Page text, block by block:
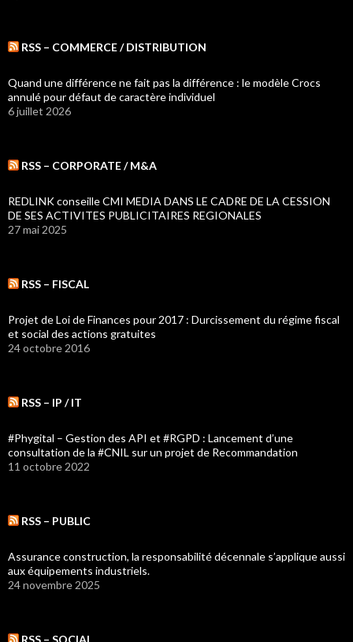
RSS – COMMERCE / DISTRIBUTION
Quand une différence ne fait pas la différence : le modèle Crocs
annulé pour défaut de caractère individuel
6 juillet 2026
RSS – CORPORATE / M&A
REDLINK conseille CMI MEDIA DANS LE CADRE DE LA CESSION
DE SES ACTIVITES PUBLICITAIRES REGIONALES
27 mai 2025
RSS – FISCAL
Projet de Loi de Finances pour 2017 : Durcissement du régime fiscal
et social des actions gratuites
24 octobre 2016
RSS – IP / IT
#Phygital – Gestion des API et #RGPD : Lancement d’une
consultation de la #CNIL sur un projet de Recommandation
11 octobre 2022
RSS – PUBLIC
Assurance construction, la responsabilité décennale s’applique aussi
aux équipements industriels.
24 novembre 2025
RSS – SOCIAL